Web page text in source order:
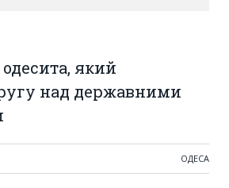
який
над державними
ОДЕСА